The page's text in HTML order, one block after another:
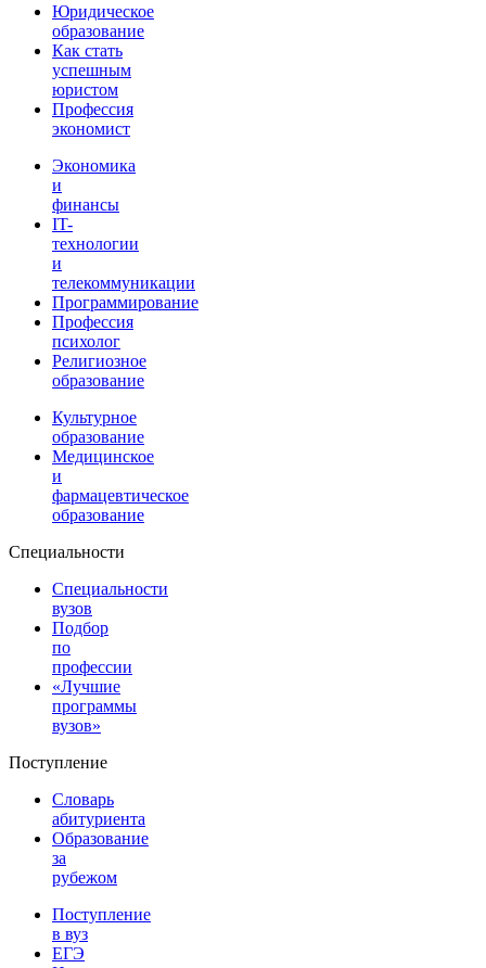
Юридическое
образование
Как стать
успешным
юристом
Профессия
экономист
Экономика
и
финансы
IT-
технологии
и
телекоммуникации
Программирование
Профессия
психолог
Религиозное
образование
Культурное
образование
Медицинское
и
фармацевтическое
образование
Специальности
Специальности
вузов
Подбор
по
профессии
«Лучшие
программы
вузов»
Поступление
Словарь
абитуриента
Образование
за
рубежом
Поступление
в вуз
ЕГЭ